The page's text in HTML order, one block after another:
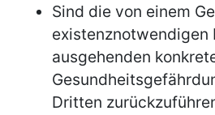
Sind die von einem
existenznotwendigen
ausgehenden
Dritten